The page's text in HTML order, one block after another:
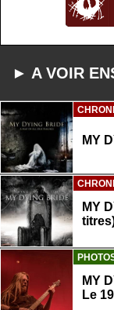
► A VOIR
MY
MY
MY
Le